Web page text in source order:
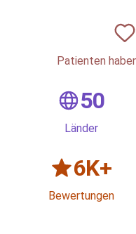
Patienten
50
Länder
6K+
Bewertungen